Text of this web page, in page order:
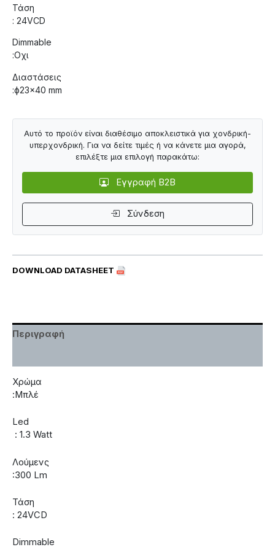
Τάση
: 24VCD
Dimmable
:Οχι
Διαστάσεις
:ф23×40 mm
DOWNLOAD DATASHEET
Αυτό το προϊόν είναι διαθέσιμο αποκλειστικά για χονδρική-
υπερχονδρική. Για να δείτε τιμές ή να κάνετε μια αγορά,
επιλέξτε μια επιλογή παρακάτω:
Εγγραφή B2B
Σύνδεση
Περιγραφή
Χρώμα
:Μπλέ
Led
: 1.3 Watt
Λούμενς
:300 Lm
Τάση
: 24VCD
Dimmable